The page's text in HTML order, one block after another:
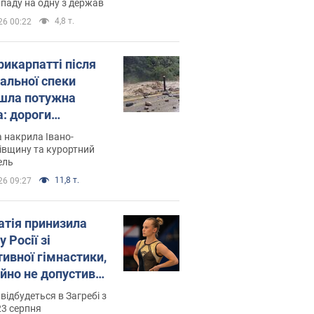
на одну з держав
00:22 4,8 т.
після
спеки
потужна
дороги
на
Відео
накрила Івано-
та курортний
09:27 11,8 т.
принизила
Росії зі
гімнастики,
не допустивши
Європи
спортсменів
в Загребі з
серпня